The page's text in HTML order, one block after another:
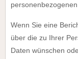
Wenn Sie eine
über die zu Ihrer
Daten wünschen